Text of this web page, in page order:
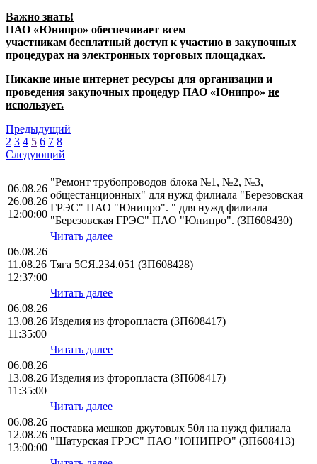
Важно знать!
ПАО «Юнипро» обеспечивает всем
участникам бесплатный доступ к участию в закупочных
процедурах на электронных торговых площадках.
Никакие иные интернет ресурсы для организации и
проведения закупочных процедур ПАО «Юнипро» не
использует.
Предыдущий
2 3 4 5 6 7 8
Следующий
06.08.26
26.08.26
12:00:00
"Ремонт трубопроводов блока №1, №2, №3,
общестанционных" для нужд филиала "Березовская
ГРЭС" ПАО "Юнипро". " для нужд филиала
"Березовская ГРЭС" ПАО "Юнипро". (ЗП608430)
Читать далее
06.08.26
11.08.26
12:37:00
Тяга 5СЯ.234.051 (ЗП608428)
Читать далее
06.08.26
13.08.26
11:35:00
Изделия из фторопласта (ЗП608417)
Читать далее
06.08.26
13.08.26
11:35:00
Изделия из фторопласта (ЗП608417)
Читать далее
06.08.26
12.08.26
13:00:00
поставка мешков джутовых 50л на нужд филиала
"Шатурская ГРЭС" ПАО "ЮНИПРО" (ЗП608413)